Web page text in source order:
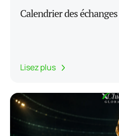
Calendrier des
Lisez plus